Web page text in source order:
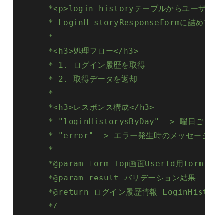
*<p>login_historyテーブルからユーザー
* LoginHistoryResponseFormに詰めて返
     *
     *<h3>処理フロー</h3>
     * 1. ログイン履歴を取得
     * 2. 取得データを返却
     *
     *<h3>レスポンス構成</h3>
* "loginHistorysByDay" -> 曜日ごとの
     * "error" -> エラー発生時のメッセージ
     *
     *@param form Top画面UserId用form
     *@param result バリデーション結果
*@return ログイン履歴情報
     */